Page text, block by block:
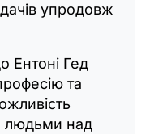
упродовж
Ентоні Гед
та
людьми над